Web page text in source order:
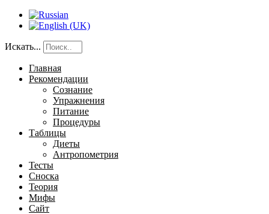
Искать...
Главная
Рекомендации
Сознание
Упражнения
Питание
Процедуры
Таблицы
Диеты
Антропометрия
Тесты
Сноска
Теория
Мифы
Сайт